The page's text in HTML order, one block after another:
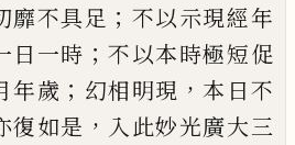
靡不具足 ； 不以示現經年
日 一時 ； 不以本時極短促
年歲 ； 幻相明現 ，本日不
復如是 ， 入此妙光廣大三